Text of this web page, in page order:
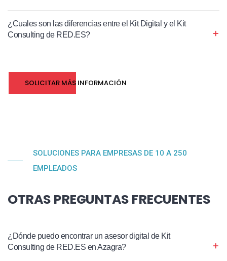
¿Cuales son las diferencias entre el Kit Digital y el Kit
Consulting de RED.ES?
SOLICITAR MÁS INFORMACIÓN
SOLUCIONES PARA EMPRESAS DE 10 A 250
EMPLEADOS
OTRAS PREGUNTAS FRECUENTES
¿Dónde puedo encontrar un asesor digital de Kit
Consulting de RED.ES en Azagra?